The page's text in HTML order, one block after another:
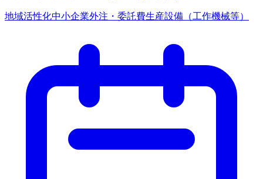
地域活性化中小企業外注・委託費生産設備（工作機械等）